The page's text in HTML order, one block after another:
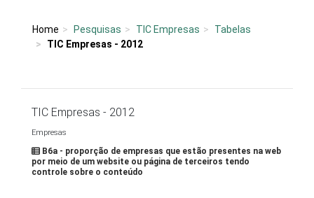
Home Pesquisas TIC Empresas
Tabelas
TIC Empresas - 2012
TIC Empresas - 2012
Empresas
B6a - proporção de empresas que estão presentes na web
por meio de um website ou página de terceiros tendo
controle sobre o conteúdo